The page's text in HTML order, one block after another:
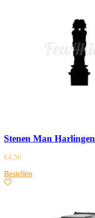
Stenen Man Harlingen
€4,50
Bestellen